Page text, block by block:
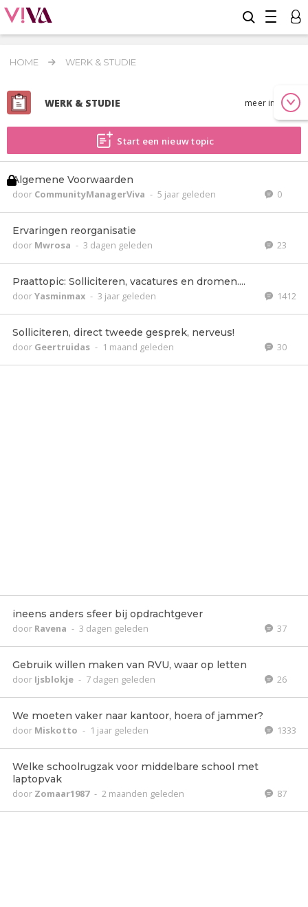
HOME WERK & STUDIE
WERK & STUDIE meer info
Start een nieuw topic
Algemene Voorwaarden
door CommunityManagerViva - 5 jaar geleden 0
Ervaringen reorganisatie
door Mwrosa - 3 dagen geleden 23
Praattopic: Solliciteren, vacatures en dromen....
doorYasminmax - 3 jaar geleden 1412
Solliciteren, direct tweede gesprek, nerveus!
door Geertruidas - 1 maand geleden 30
ineens anders sfeer bij opdrachtgever
door Ravena - 3 dagen geleden 37
Gebruik willen maken van RVU, waar op letten
door Ijsblokje - 7 dagen geleden 26
We moeten vaker naar kantoor, hoera of jammer?
door Miskotto - 1 jaar geleden 1333
Welke schoolrugzak voor middelbare school met
laptopvak
door Zomaar1987 - 2 maanden geleden 87